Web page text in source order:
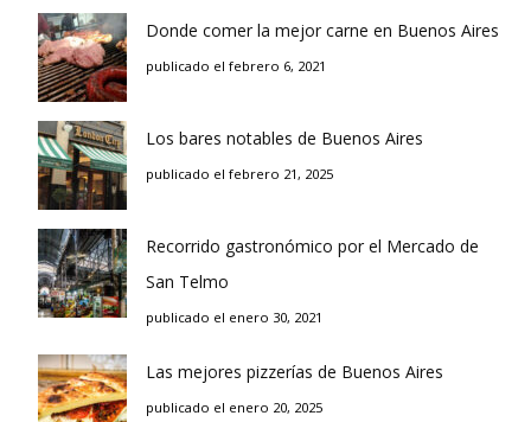
Donde comer la mejor carne en Buenos Aires
publicado el febrero 6, 2021
Los bares notables de Buenos Aires
publicado el febrero 21, 2025
Recorrido gastronómico por el Mercado de
San Telmo
publicado el enero 30, 2021
Las mejores pizzerías de Buenos Aires
publicado el enero 20, 2025